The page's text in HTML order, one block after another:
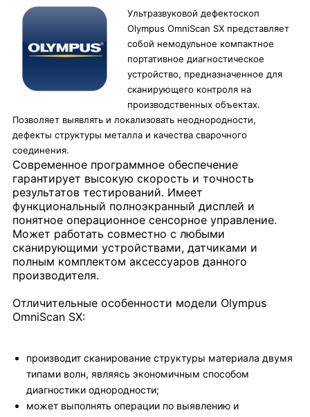
Ультразвуковой дефектоскоп
Olympus OmniScan SX представляет
собой немодульное компактное
портативное диагностическое
устройство, предназначенное для
сканирующего контроля на
производственных объектах.
Позволяет выявлять и локализовать неоднородности,
дефекты структуры металла и качества сварочного
соединения.
Современное программное обеспечение
гарантирует высокую скорость и точность
результатов тестирований. Имеет
функциональный полноэкранный дисплей и
понятное операционное сенсорное управление.
Может работать совместно с любыми
сканирующими устройствами, датчиками и
полным комплектом аксессуаров данного
производителя.
Отличительные особенности модели Olympus
OmniScan SX:
производит сканирование структуры материала двумя
типами волн, являясь экономичным способом
диагностики однородности;
может выполнять операции по выявлению и